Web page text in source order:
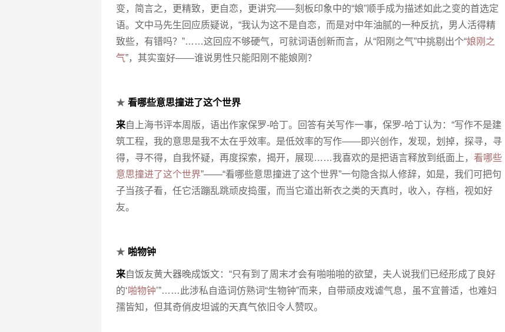
变，简言之，更精致，更自恋，更讲究——刻板印象中的“娘”顺手成为描述如此之变的首选定
语。文中马先生回应质疑说，“我认为这不是自恋，而是对中年油腻的一种反抗，男人活得精
致些，有错吗？”……这回应不够硬气，可就词语创新而言，从“阳刚之气”中挑剔出个“娘刚之
气”，其实蛮好——谁说男性只能阳刚不能娘刚？
★ 看哪些意思撞进了这个世界
来自上海书评本周版，语出作家保罗-哈丁。回答有关写作一事，保罗-哈丁认为：“写作不是建
筑工程，我的意思是我不太在乎效率。是低效率的写作——即兴创作，发现，划掉，探寻，寻
得，寻不得，自我怀疑，再度探索，揭开，展现……我喜欢的是把语言释放到纸面上， 看哪些
意思撞进了这个世界”——“看哪些意思撞进了这个世界”一句隐含拟人修辞，如是，我们可把句
子当孩子看，任它活蹦乱跳顽皮捣蛋，而当它道出新衣之类的天真时，收入，存档，视如好
友。
★ 啪物钟
来自饭友黄大器晚成饭文：“只有到了周末才会有啪啪啪的欲望，夫人说我们已经形成了良好
的‘啪物钟’”……此涉私自造词仿熟词“生物钟”而来，自带顽皮戏谑气息，虽不宜普适，也难妇
孺皆知，但其奇俏皮坦诚的天真气依旧令人赞叹。